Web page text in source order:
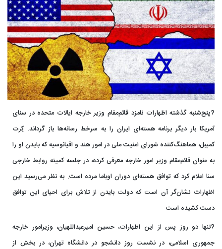
?پنج‌شنبه گذشته اظهارات نامزد قائم‌مقام وزیر خارجه ایالات متحده در سنای
آمریکا بار دیگر برنامه هسته‌ای ایران را به سرخط رسانه‌ها باز گرداند. کِرت
کمپبل، هماهنگ‌کننده شورای امنیت ملی در امور هند و اقیانوسیه که بایدن او را
به عنوان قائم‌مقام وزیر امور خارجه معرفی کرده، در جلسه کمیته روابط خارجی
سنا اعلام کرد که توافق هسته‌ای دوران اوباما مرده است. به نظر می‌رسید این
اظهارات نشان‌گر آن است که دولت بایدن از تلاش برای احیای این توافق
دست کشیده است
?تنها دو روز پس از این اظهارات، حسین امیرعبداللهیان، وزیرامور خارجه
جمهوری اسلامی، در نشست روز دانشجو در دانشگاه تهران،‌ در بخش از